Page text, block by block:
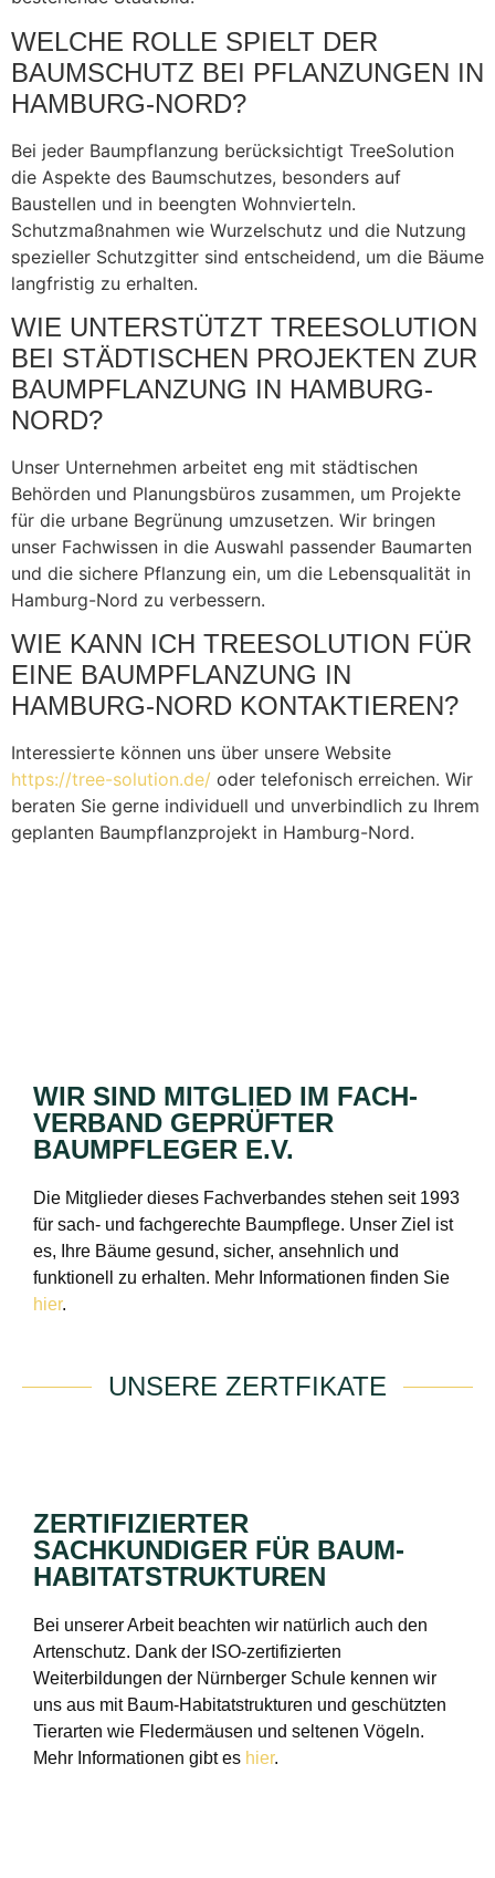
WELCHE ROLLE SPIELT DER
BAUMSCHUTZ BEI PFLANZUNGEN IN
HAMBURG-NORD?
Bei jeder Baumpflanzung berücksichtigt TreeSolution
die Aspekte des Baumschutzes, besonders auf
Baustellen und in beengten Wohnvierteln.
Schutzmaßnahmen wie Wurzelschutz und die Nutzung
spezieller Schutzgitter sind entscheidend, um die Bäume
langfristig zu erhalten.
WIE UNTERSTÜTZT TREESOLUTION
BEI STÄDTISCHEN PROJEKTEN ZUR
BAUMPFLANZUNG IN HAMBURG-
NORD?
Unser Unternehmen arbeitet eng mit städtischen
Behörden und Planungsbüros zusammen, um Projekte
für die urbane Begrünung umzusetzen. Wir bringen
unser Fachwissen in die Auswahl passender Baumarten
und die sichere Pflanzung ein, um die Lebensqualität in
Hamburg-Nord zu verbessern.
WIE KANN ICH TREESOLUTION FÜR
EINE BAUMPFLANZUNG IN
HAMBURG-NORD KONTAKTIEREN?
Interessierte können uns über unsere Website
https://tree-solution.de/ oder telefonisch erreichen. Wir
beraten Sie gerne individuell und unverbindlich zu Ihrem
geplanten Baumpflanzprojekt in Hamburg-Nord.
WIR SIND MITGLIED IM FACH­
VERBAND GEPRÜFTER
BAUMPFLEGER E.V.
Die Mitglieder dieses Fachverbandes stehen seit 1993
für sach- und fachgerechte Baumpflege. Unser Ziel ist
es, Ihre Bäume gesund, sicher, ansehnlich und
funktionell zu erhalten. Mehr Informationen finden Sie
hier.
UNSERE ZERTFIKATE
ZERTIFIZIERTER
SACHKUNDIGER FÜR BAUM-
HABITATSTRUKTUREN
Bei unserer Arbeit beachten wir natürlich auch den
Artenschutz. Dank der ISO-zertifizierten
Weiterbildungen der Nürnberger Schule kennen wir
uns aus mit Baum-Habitatstrukturen und geschützten
Tierarten wie Fledermäusen und seltenen Vögeln.
Mehr Informationen gibt es hier.